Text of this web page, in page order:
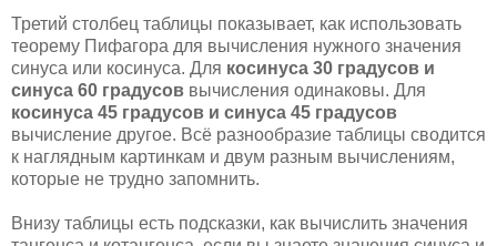
Третий столбец таблицы показывает, как использовать
теорему Пифагора для вычисления нужного значения
синуса или косинуса. Для косинуса 30 градусов и
синуса 60 градусов вычисления одинаковы. Для
косинуса 45 градусов и синуса 45 градусов
вычисление другое. Всё разнообразие таблицы сводится
к наглядным картинкам и двум разным вычислениям,
которые не трудно запомнить.
Внизу таблицы есть подсказки, как вычислить значения